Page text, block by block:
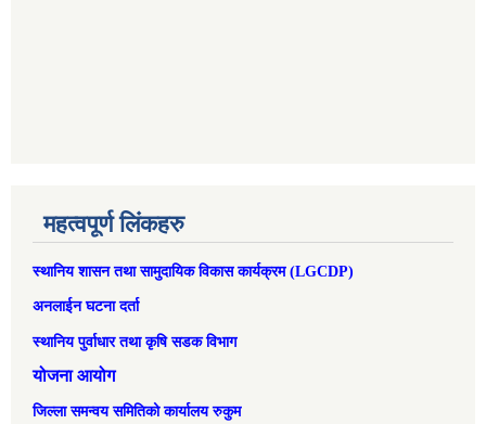
महत्वपूर्ण लिंकहरु
स्थानिय शासन तथा सामुदायिक विकास कार्यक्रम (LGCDP)
अनलाईन घटना दर्ता
स्थानिय पुर्वाधार तथा कृषि सडक विभाग
योजना आयोग
जिल्ला समन्वय समितिको कार्यालय रुकुम